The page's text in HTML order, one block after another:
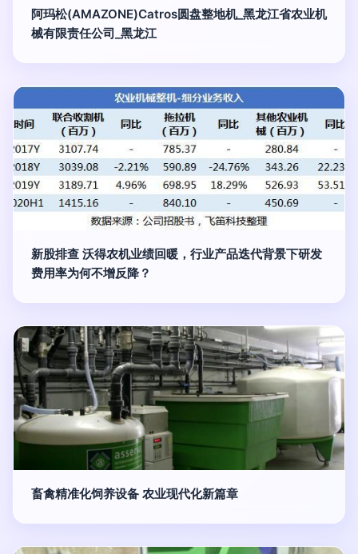
阿玛松(AMAZONE)Catros圆盘整地机_黑龙江省农业机
械有限责任公司_黑龙江
新股排查 沃得农机业绩回暖，行业产品迭代背景下研发
费用率为何不增反降？
畜禽精准化饲养设备 农业现代化新篇章